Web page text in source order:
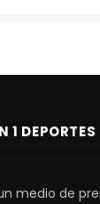
1 DEPORTES
medio de